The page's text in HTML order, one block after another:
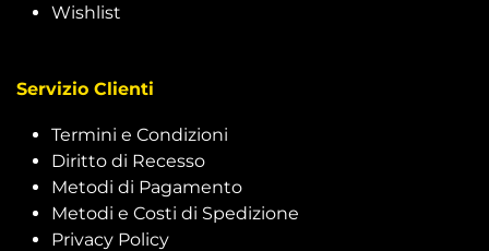
Wishlist
Servizio Clienti
Termini e Condizioni
Diritto di Recesso
Metodi di Pagamento
Metodi e Costi di Spedizione
Privacy Policy